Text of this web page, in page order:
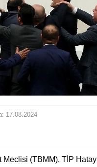
17.08.2024
Meclisi (TBMM), TİP Hatay